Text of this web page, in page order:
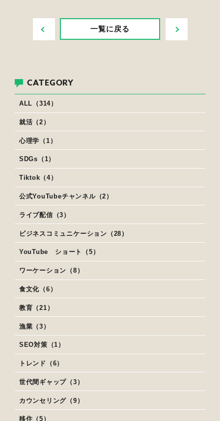
一覧に戻る
CATEGORY
ALL（314）
就活（2）
心理学（1）
SDGs（1）
Tiktok（4）
公式YouTubeチャンネル（2）
ライブ配信（3）
ビジネスコミュニケーション（28）
YouTube ショート（5）
ワーケーション（8）
食文化（6）
教育（21）
漁業（3）
SEO対策（1）
トレンド（6）
世代間ギャップ（3）
カウンセリング（9）
移住（5）